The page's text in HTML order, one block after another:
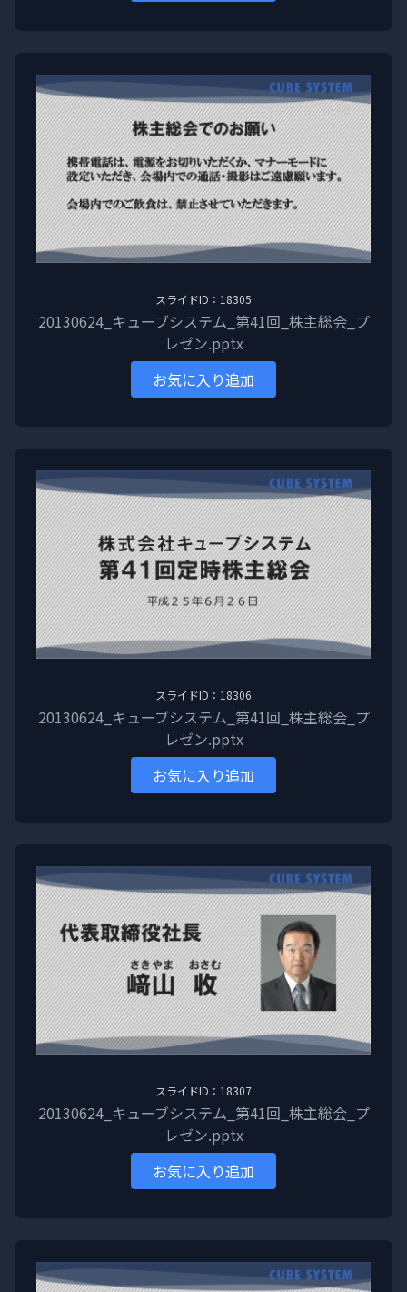
スライドID：18305
20130624_キューブシステム_第41回_株主総会_プ
レゼン.pptx
お気に入り追加
スライドID：18306
20130624_キューブシステム_第41回_株主総会_プ
レゼン.pptx
お気に入り追加
スライドID：18307
20130624_キューブシステム_第41回_株主総会_プ
レゼン.pptx
お気に入り追加